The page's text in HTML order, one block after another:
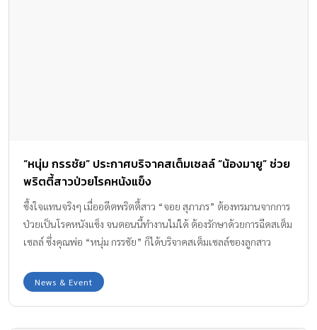
“หนุ่ม กรรชัย” ประกาศบริจาคสเต็มเซลล์ “น้องมายู” ช่วย
พริตตี้สาวป่วยโรคหนังแข็ง
ซึ้งใจแทนจริงๆ เมื่ออดีตพริตตี้สาว “จอย สุภาภร” ต้องทรมานจากการ
ป่วยเป็นโรคหนังแข็ง จนตอนนี้ทำงานไม่ได้ ต้องรักษาด้วยการฉีดสเต็ม
เซลล์ ซึ่งคุณพ่อ “หนุ่ม กรรชัย” ก็ได้บริจาคสเต็มเซลล์ของลูกสาว
News & Event